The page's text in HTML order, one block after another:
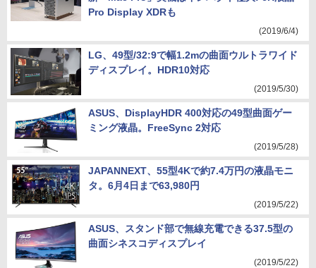
Pro Display XDRも
(2019/6/4)
LG、49型/32:9で幅1.2mの曲面ウルトラワイド
ディスプレイ。HDR10対応
(2019/5/30)
ASUS、DisplayHDR 400対応の49型曲面ゲー
ミング液晶。FreeSync 2対応
(2019/5/28)
JAPANNEXT、55型4Kで約7.4万円の液晶モニ
タ。6月4日まで63,980円
(2019/5/22)
ASUS、スタンド部で無線充電できる37.5型の
曲面シネスコディスプレイ
(2019/5/22)